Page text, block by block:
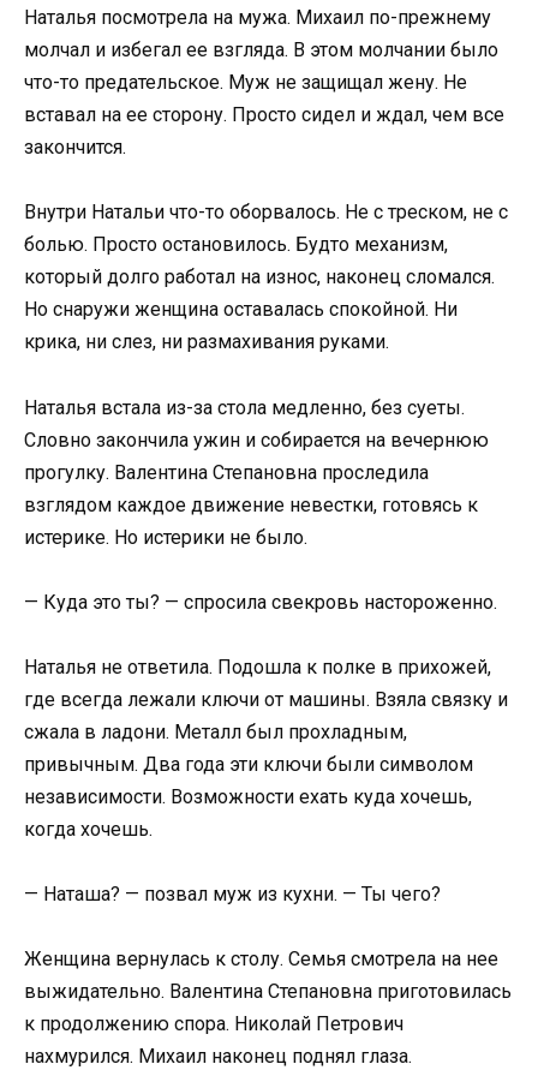
Наталья посмотрела на мужа. Михаил по-прежнему
молчал и избегал ее взгляда. В этом молчании было
что-то предательское. Муж не защищал жену. Не
вставал на ее сторону. Просто сидел и ждал, чем все
закончится.
Внутри Натальи что-то оборвалось. Не с треском, не с
болью. Просто остановилось. Будто механизм,
который долго работал на износ, наконец сломался.
Но снаружи женщина оставалась спокойной. Ни
крика, ни слез, ни размахивания руками.
Наталья встала из-за стола медленно, без суеты.
Словно закончила ужин и собирается на вечернюю
прогулку. Валентина Степановна проследила
взглядом каждое движение невестки, готовясь к
истерике. Но истерики не было.
— Куда это ты? — спросила свекровь настороженно.
Наталья не ответила. Подошла к полке в прихожей,
где всегда лежали ключи от машины. Взяла связку и
сжала в ладони. Металл был прохладным,
привычным. Два года эти ключи были символом
независимости. Возможности ехать куда хочешь,
когда хочешь.
— Наташа? — позвал муж из кухни. — Ты чего?
Женщина вернулась к столу. Семья смотрела на нее
выжидательно. Валентина Степановна приготовилась
к продолжению спора. Николай Петрович
нахмурился. Михаил наконец поднял глаза.